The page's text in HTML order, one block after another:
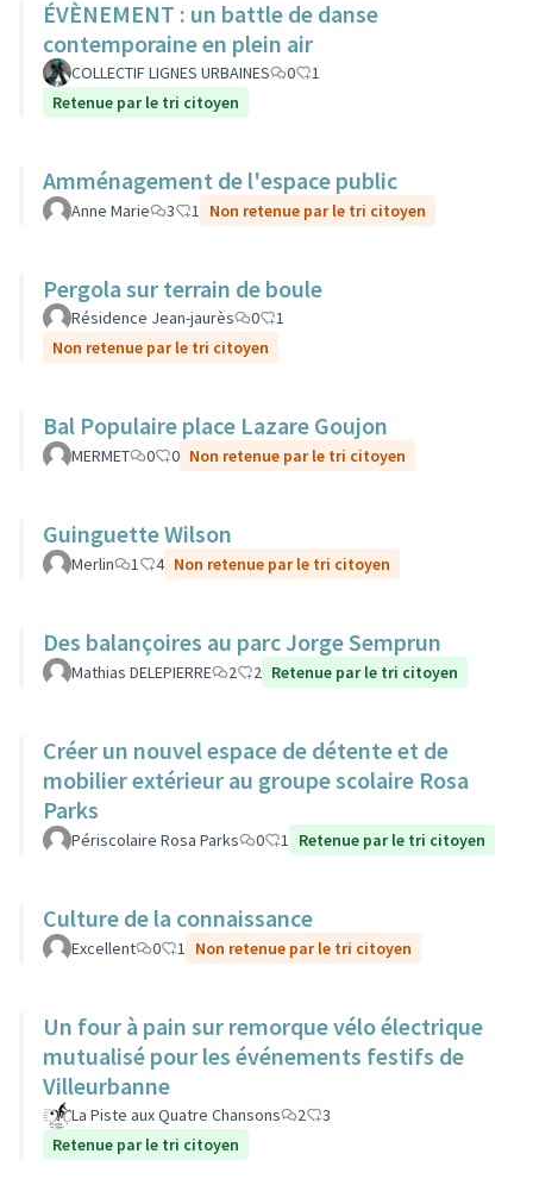
ÉVÈNEMENT : un battle de danse
contemporaine en plein air
COLLECTIF LIGNES URBAINES 0
1
Retenue par le tri citoyen
Amménagement de l'espace public
Anne Marie 3 1 Non retenue par le tri citoyen
Pergola sur terrain de boule
Résidence Jean-jaurès 0
1
Non retenue par le tri citoyen
Bal Populaire place Lazare Goujon
MERMET 0 0 Non retenue par le tri citoyen
Guinguette Wilson
Merlin 1 4 Non retenue par le tri citoyen
Des balançoires au parc Jorge Semprun
Mathias DELEPIERRE 2 2 Retenue par le tri citoyen
Créer un nouvel espace de détente et de
mobilier extérieur au groupe scolaire Rosa
Parks
Périscolaire Rosa Parks 0 1 Retenue par le tri citoyen
Culture de la connaissance
Excellent 0 1 Non retenue par le tri citoyen
Un four à pain sur remorque vélo électrique
mutualisé pour les événements festifs de
Villeurbanne
La Piste aux Quatre Chansons 2
3
Retenue par le tri citoyen